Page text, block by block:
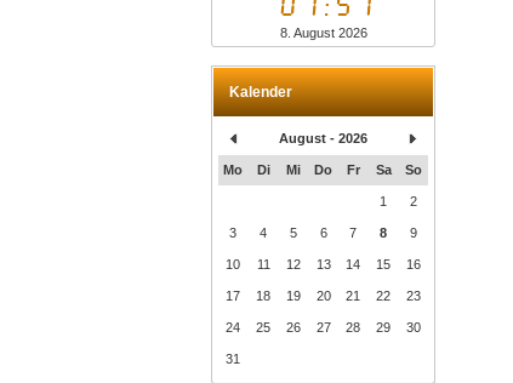
8. August 2026
Kalender
August - 2026
Mo Di Mi Do Fr Sa So
1 2
3 4 5 6 7 8 9
10 11 12 13 14 15 16
17 18 19 20 21 22 23
24 25 26 27 28 29 30
31